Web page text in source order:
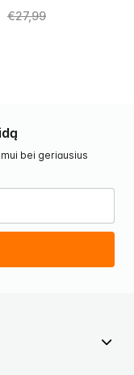
€27,99
bei geriausius